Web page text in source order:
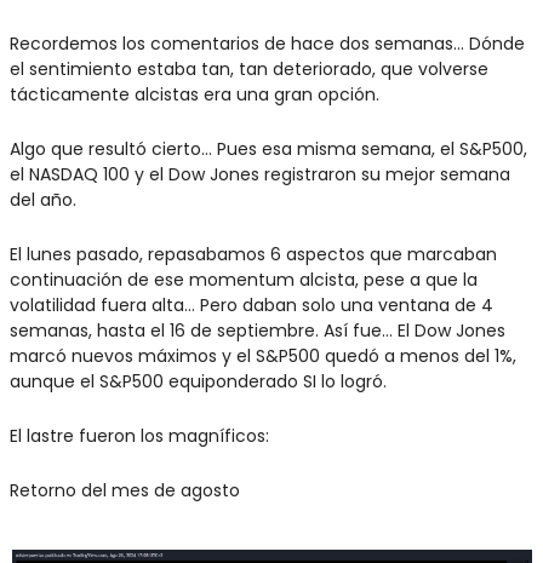
Recordemos los comentarios de hace dos semanas… Dónde
el sentimiento estaba tan, tan deteriorado, que volverse
tácticamente alcistas era una gran opción.
Algo que resultó cierto… Pues esa misma semana, el S&P500,
el NASDAQ 100 y el Dow Jones registraron su mejor semana
del año.
El lunes pasado, repasabamos 6 aspectos que marcaban
continuación de ese momentum alcista, pese a que la
volatilidad fuera alta… Pero daban solo una ventana de 4
semanas, hasta el 16 de septiembre. Así fue… El Dow Jones
marcó nuevos máximos y el S&P500 quedó a menos del 1%,
aunque el S&P500 equiponderado SI lo logró.
El lastre fueron los magníficos:
Retorno del mes de agosto